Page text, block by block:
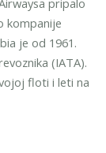
pripalo
kompanije
je od 1961.
(IATA).
floti i leti na